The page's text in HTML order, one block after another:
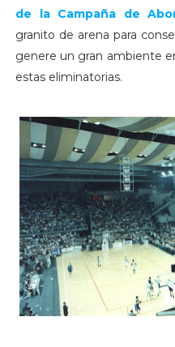
de la Campaña de
granito de arena para
genere un gran ambiente
estas eliminatorias.